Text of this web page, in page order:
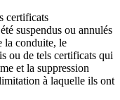
certificats
suspendus ou annulés
la conduite, le
ou de tels certificats qui
et la suppression
à laquelle ils ont